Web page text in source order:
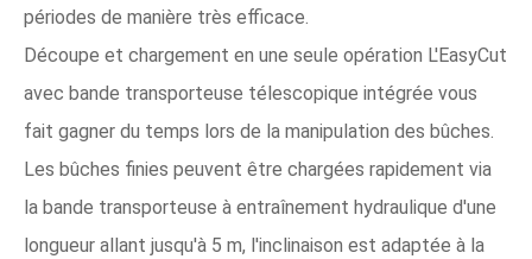
périodes de manière très efficace.
Découpe et chargement en une seule opération L'EasyCut
avec bande transporteuse télescopique intégrée vous
fait gagner du temps lors de la manipulation des bûches.
Les bûches finies peuvent être chargées rapidement via
la bande transporteuse à entraînement hydraulique d'une
longueur allant jusqu'à 5 m, l'inclinaison est adaptée à la